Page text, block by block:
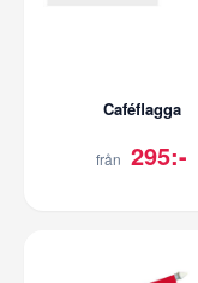
Caféflagga
från 295:-